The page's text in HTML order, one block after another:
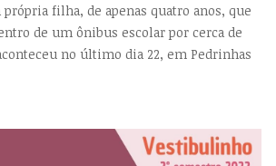
própria filha, de apenas quatro anos, que
de um ônibus escolar por cerca de
no último dia 22, em Pedrinhas